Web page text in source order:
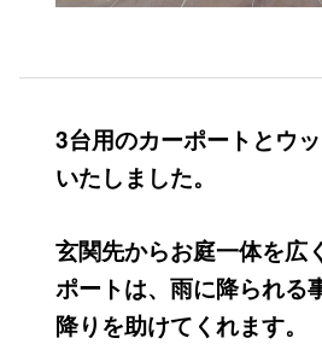
3台用のカーポートとウ
いたしました。
玄関先からお庭一体を広
ポートは、雨に降られる
降りを助けてくれます。